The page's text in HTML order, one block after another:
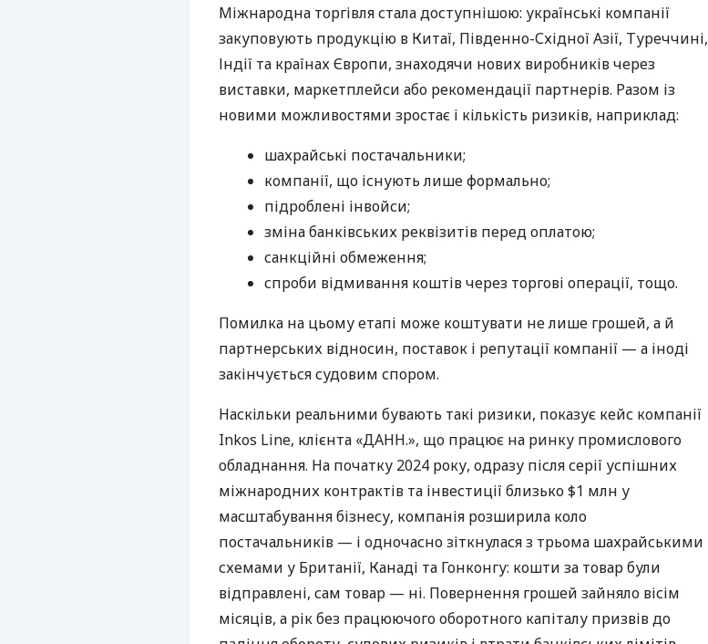
Міжнародна торгівля стала доступнішою: українські компанії
закуповують продукцію в Китаї, Південно-Східної Азії, Туреччині,
Індії та країнах Європи, знаходячи нових виробників через
виставки, маркетплейси або рекомендації партнерів. Разом із
новими можливостями зростає і кількість ризиків, наприклад:
шахрайські постачальники;
компанії, що існують лише формально;
підроблені інвойси;
зміна банківських реквізитів перед оплатою;
санкційні обмеження;
спроби відмивання коштів через торгові операції, тощо.
Помилка на цьому етапі може коштувати не лише грошей, а й
партнерських відносин, поставок і репутації компанії — а іноді
закінчується судовим спором.
Наскільки реальними бувають такі ризики, показує кейс компанії
Inkos Line, клієнта «ДАНН.», що працює на ринку промислового
обладнання. На початку 2024 року, одразу після серії успішних
міжнародних контрактів та інвестиції близько $1 млн у
масштабування бізнесу, компанія розширила коло
постачальників — і одночасно зіткнулася з трьома шахрайськими
схемами у Британії, Канаді та Гонконгу: кошти за товар були
відправлені, сам товар — ні. Повернення грошей зайняло вісім
місяців, а рік без працюючого оборотного капіталу призвів до